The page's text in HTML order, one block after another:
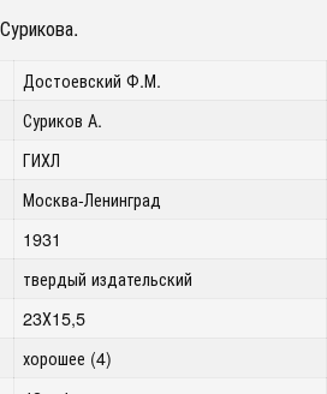
Достоевский Ф.М.
Суриков А.
ГИХЛ
Москва-Ленинград
1931
твердый издательский
23Х15,5
хорошее (4)